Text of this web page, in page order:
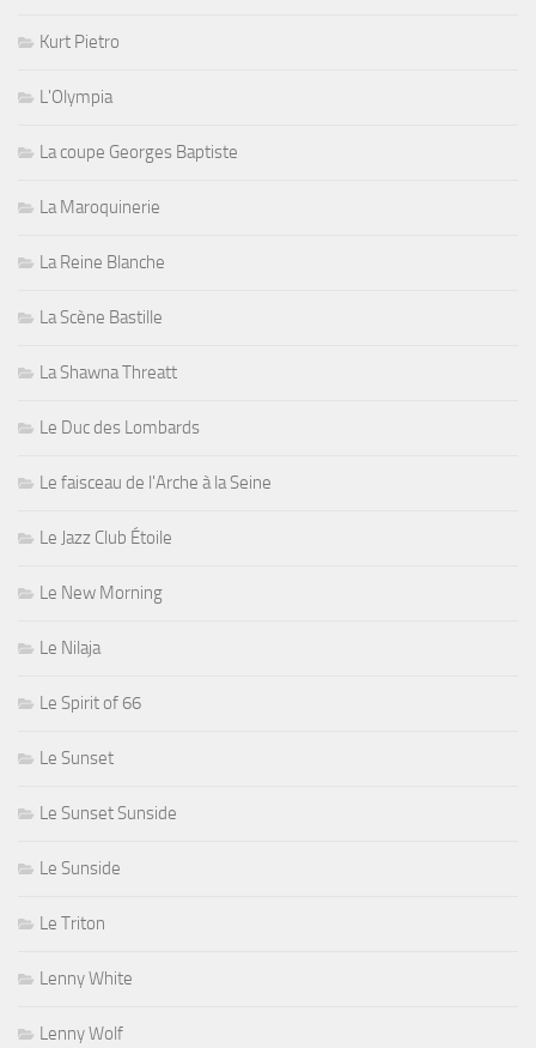
Kurt Pietro
L'Olympia
La coupe Georges Baptiste
La Maroquinerie
La Reine Blanche
La Scène Bastille
La Shawna Threatt
Le Duc des Lombards
Le faisceau de l'Arche à la Seine
Le Jazz Club Étoile
Le New Morning
Le Nilaja
Le Spirit of 66
Le Sunset
Le Sunset Sunside
Le Sunside
Le Triton
Lenny White
Lenny Wolf